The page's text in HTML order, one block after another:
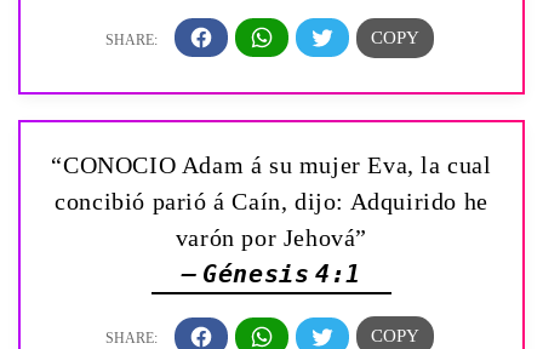
“CONOCIO Adam á su mujer Eva, la cual
concibió parió á Caín, dijo: Adquirido he
varón por Jehová”
— Génesis 4:1